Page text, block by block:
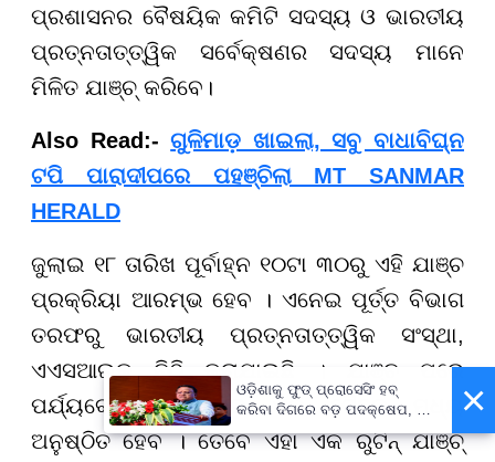
ପ୍ରଶାସନର ବୈଷୟିକ କମିଟି ସଦସ୍ୟ ଓ ଭାରତୀୟ
ପ୍ରତ୍ନତାତ୍ତ୍ୱିକ ସର୍ବେକ୍ଷଣର ସଦସ୍ୟ ମାନେ
ମିଳିତ ଯାଞ୍ଚ୍ କରିବେ।
Also Read:-ଗୁଳିମାଡ଼ ଖାଇଲା, ସବୁ ବାଧାବିଘ୍ନ
ଟପି ପାରାଦୀପରେ ପହଞ୍ଚିଲା MT SANMAR
HERALD
ଜୁଲାଇ ୧୮ ତାରିଖ ପୂର୍ବାହ୍ନ ୧୦ଟା ୩୦ରୁ ଏହି ଯାଞ୍ଚ
ପ୍ରକ୍ରିୟା ଆରମ୍ଭ ହେବ । ଏନେଇ ପୂର୍ତ୍ତ ବିଭାଗ
ତରଫରୁ ଭାରତୀୟ ପ୍ରତ୍ନତାତ୍ତ୍ୱିକ ସଂସ୍ଥା,
ଏଏସଆଇକୁ ଚିଠି କରାଯାଇଛି । ଯାଞ୍ଚ ପରେ
ପର୍ଯ୍ୟବେକ୍ଷଣକୁ ନେଇ ଏକ ବୈଠକ ମଧ୍ୟ
ଅନୁଷ୍ଠିତ ହେବ । ତେବେ ଏହା ଏକ ରୁଟିନ୍ ଯାଞ୍ଚ୍
×
ଓଡ଼ିଶାକୁ ଫୁଡ୍ ପ୍ରୋସେସିଂ ହବ୍
କରିବା ଦିଗରେ ବଡ଼ ପଦକ୍ଷେପ, ୪୨
ହଜାରରୁ ଅଧିକ ନିଯୁକ୍ତି ସୁଯୋଗ